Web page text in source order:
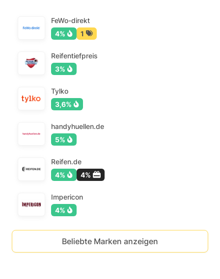
FeWo-direkt
4%
1
Reifentiefpreis
3%
Tylko
3,6%
handyhuellen.de
5%
Reifen.de
4%
4%
Impericon
4%
Beliebte Marken anzeigen